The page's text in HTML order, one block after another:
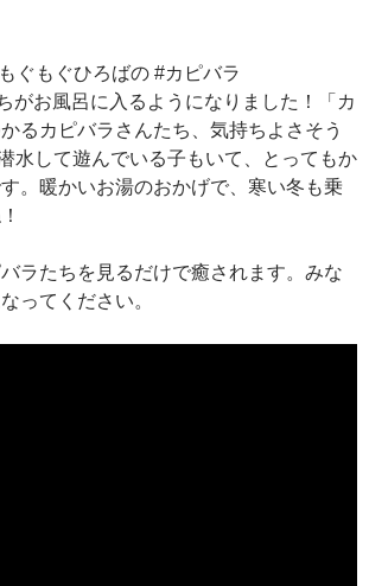
ぐもぐひろばの #カピバラ
がお風呂に入るようになりました！「カ
るカピバラさんたち、気持ちよさそう
水して遊んでいる子もいて、とってもか
。暖かいお湯のおかげで、寒い冬も乗
ラたちを見るだけで癒されます。みな
ってください。